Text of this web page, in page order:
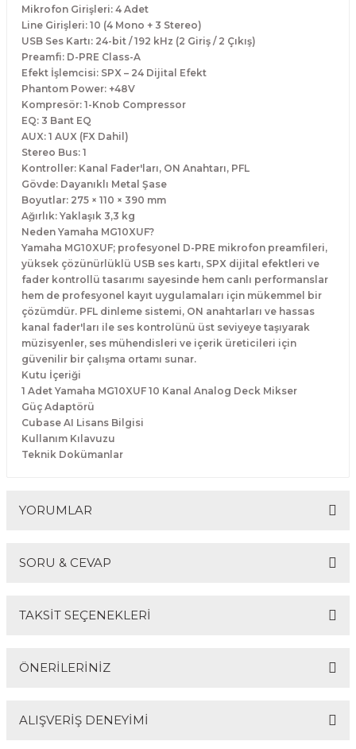
Mikrofon Girişleri: 4 Adet
Line Girişleri: 10 (4 Mono + 3 Stereo)
USB Ses Kartı: 24-bit / 192 kHz (2 Giriş / 2 Çıkış)
Preamfi: D-PRE Class-A
Efekt İşlemcisi: SPX – 24 Dijital Efekt
Phantom Power: +48V
Kompresör: 1-Knob Compressor
EQ: 3 Bant EQ
AUX: 1 AUX (FX Dahil)
Stereo Bus: 1
Kontroller: Kanal Fader'ları, ON Anahtarı, PFL
Gövde: Dayanıklı Metal Şase
Boyutlar: 275 × 110 × 390 mm
Ağırlık: Yaklaşık 3,3 kg
Neden Yamaha MG10XUF?
Yamaha MG10XUF; profesyonel D-PRE mikrofon preamfileri,
yüksek çözünürlüklü USB ses kartı, SPX dijital efektleri ve
fader kontrollü tasarımı sayesinde hem canlı performanslar
hem de profesyonel kayıt uygulamaları için mükemmel bir
çözümdür. PFL dinleme sistemi, ON anahtarları ve hassas
kanal fader'ları ile ses kontrolünü üst seviyeye taşıyarak
müzisyenler, ses mühendisleri ve içerik üreticileri için
güvenilir bir çalışma ortamı sunar.
Kutu İçeriği
1 Adet Yamaha MG10XUF 10 Kanal Analog Deck Mikser
Güç Adaptörü
Cubase AI Lisans Bilgisi
Kullanım Kılavuzu
Teknik Dokümanlar
YORUMLAR
SORU & CEVAP
TAKSİT SEÇENEKLERİ
ÖNERİLERİNİZ
Bu ürünün fiyat bilgisi, resim, ürün açıklamalarında ve
ALIŞVERİŞ DENEYİMİ